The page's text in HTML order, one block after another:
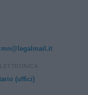
(uffici)